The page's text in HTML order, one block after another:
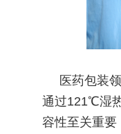
医药包装
通过121℃湿
容性至关重要